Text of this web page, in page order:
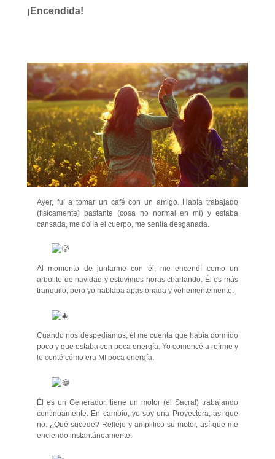
¡Encendida!
Ayer, fui a tomar un café con un amigo. Había trabajado
(físicamente) bastante (cosa no normal en mí) y estaba
cansada, me dolía el cuerpo, me sentía desganada.
Al momento de juntarme con él, me encendí como un
arbolito de navidad y estuvimos horas charlando. Él es más
tranquilo, pero yo hablaba apasionada y vehementemente.
Cuando nos despedíamos, él me cuenta que había dormido
poco y que estaba con poca energía. Yo comencé a reírme y
le conté cómo era MI poca energía.
Él es un Generador, tiene un motor (el Sacral) trabajando
continuamente. En cambio, yo soy una Proyectora, así que
no. ¿Qué sucede? Reflejo y amplifico su motor, así que me
enciendo instantáneamente.